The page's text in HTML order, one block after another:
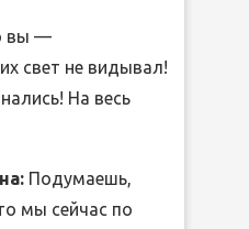
вы —
свет не видывал!
На весь
Подумаешь,
мы сейчас по